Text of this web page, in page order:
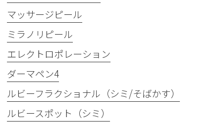
マッサージピール
ミラノリピール
エレクトロポレーション
ダーマペン4
ルビーフラクショナル（シミ/そばかす）
ルビースポット（シミ）